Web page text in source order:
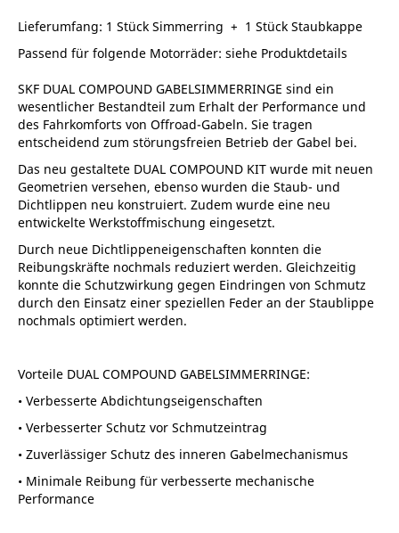
Lieferumfang: 1 Stück Simmerring + 1 Stück Staubkappe
Passend für folgende Motorräder: siehe Produktdetails
SKF DUAL COMPOUND GABELSIMMERRINGE sind ein
wesentlicher Bestandteil zum Erhalt der Performance und
des Fahrkomforts von Offroad-Gabeln. Sie tragen
entscheidend zum störungsfreien Betrieb der Gabel bei.
Das neu gestaltete DUAL COMPOUND KIT wurde mit neuen
Geometrien versehen, ebenso wurden die Staub- und
Dichtlippen neu konstruiert. Zudem wurde eine neu
entwickelte Werkstoffmischung eingesetzt.
Durch neue Dichtlippeneigenschaften konnten die
Reibungskräfte nochmals reduziert werden. Gleichzeitig
konnte die Schutzwirkung gegen Eindringen von Schmutz
durch den Einsatz einer speziellen Feder an der Staublippe
nochmals optimiert werden.
Vorteile DUAL COMPOUND GABELSIMMERRINGE:
• Verbesserte Abdichtungseigenschaften
• Verbesserter Schutz vor Schmutzeintrag
• Zuverlässiger Schutz des inneren Gabelmechanismus
• Minimale Reibung für verbesserte mechanische
Performance